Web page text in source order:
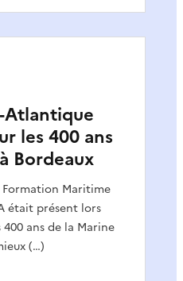
Atlantique
les 400 ans
Bordeaux
Formation Maritime
était présent lors
ans de la Marine
(…)